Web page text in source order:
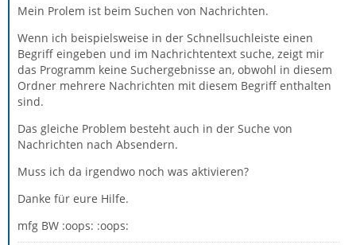
Mein Prolem ist beim Suchen von Nachrichten.
Wenn ich beispielsweise in der Schnellsuchleiste einen
Begriff eingeben und im Nachrichtentext suche, zeigt mir
das Programm keine Suchergebnisse an, obwohl in diesem
Ordner mehrere Nachrichten mit diesem Begriff enthalten
sind.
Das gleiche Problem besteht auch in der Suche von
Nachrichten nach Absendern.
Muss ich da irgendwo noch was aktivieren?
Danke für eure Hilfe.
mfg BW :oops: :oops: